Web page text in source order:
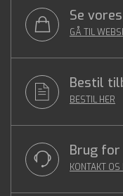
Se
GÅ TIL
Bestil
BESTIL HER
Brug
KONTAKT OS